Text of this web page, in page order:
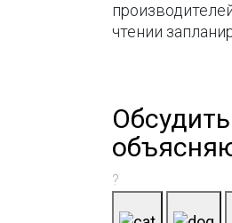
чтении
?